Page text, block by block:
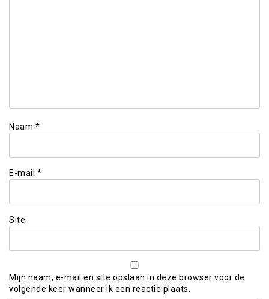
Naam *
E-mail *
Site
Mijn naam, e-mail en site opslaan in deze browser voor de
volgende keer wanneer ik een reactie plaats.